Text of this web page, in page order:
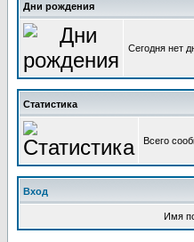
Дни рождения
Сегодня нет
Статистика
Всего
Вход
Имя